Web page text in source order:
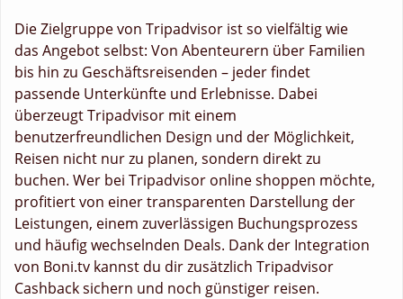
Die Zielgruppe von Tripadvisor ist so vielfältig wie
das Angebot selbst: Von Abenteurern über Familien
bis hin zu Geschäftsreisenden – jeder findet
passende Unterkünfte und Erlebnisse. Dabei
überzeugt Tripadvisor mit einem
benutzerfreundlichen Design und der Möglichkeit,
Reisen nicht nur zu planen, sondern direkt zu
buchen. Wer bei Tripadvisor online shoppen möchte,
profitiert von einer transparenten Darstellung der
Leistungen, einem zuverlässigen Buchungsprozess
und häufig wechselnden Deals. Dank der Integration
von Boni.tv kannst du dir zusätzlich Tripadvisor
Cashback sichern und noch günstiger reisen.